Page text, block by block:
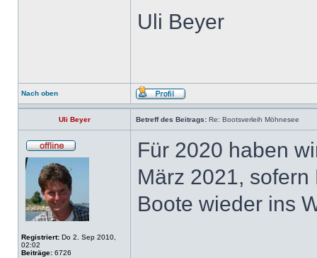
Uli Beyer
Nach oben
Uli Beyer Betreff des Beitrags: Re: Bootsverleih Möhnesee
Registriert: Do 2. Sep 2010,
02:02
Beiträge: 6726
Für 2020 haben
März 2021,
Boote wieder ins